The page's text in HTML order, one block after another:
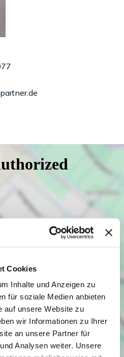
Cookies
Inhalte und Anzeigen zu
für soziale Medien anbieten
auf unsere Website zu
wir Informationen zu Ihrer
an unsere Partner für
Analysen weiter. Unsere